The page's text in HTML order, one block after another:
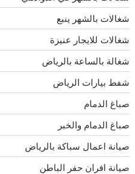
شغالات بالشهر ينبع
شغالات للايجار عنيزة
شغالة بالساعة بالرياض
شفط بيارات الرياض
صباغ الدمام
صباغ الدمام والخبر
صيانة اعمال سباكة بالرياض
صيانة افران حفر الباطن